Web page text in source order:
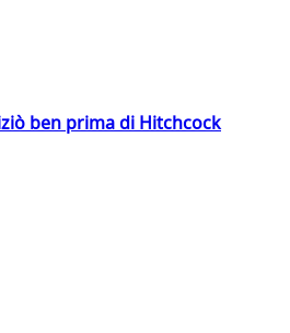
ben prima di Hitchcock